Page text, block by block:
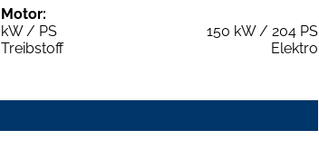
Motor:
kW / PS
150 kW / 204 PS
Treibstoff
Elektro